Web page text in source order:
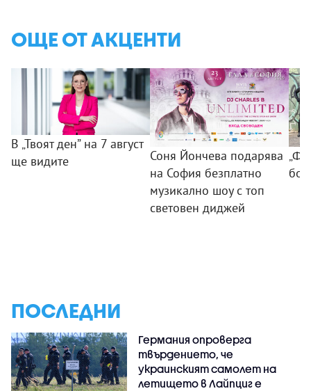
ОЩЕ ОТ АКЦЕНТИ
В „Твоят ден” на 7 август
ще видите
Соня Йончева подарява
на София безплатно
музикално шоу с топ
световен диджей
ПОСЛЕДНИ
Германия опроверга
твърдението, че
украинският самолет на
летището в Лайпциг е